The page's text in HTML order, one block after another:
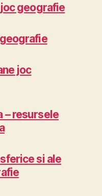
geografie
joc
– resursele
si ale